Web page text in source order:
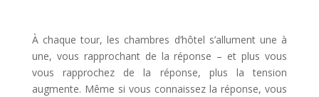
À chaque tour, les chambres d’hôtel s’allument une à
une, vous rapprochant de la réponse – et plus vous
vous rapprochez de la réponse, plus la tension
augmente. Même si vous connaissez la réponse, vous